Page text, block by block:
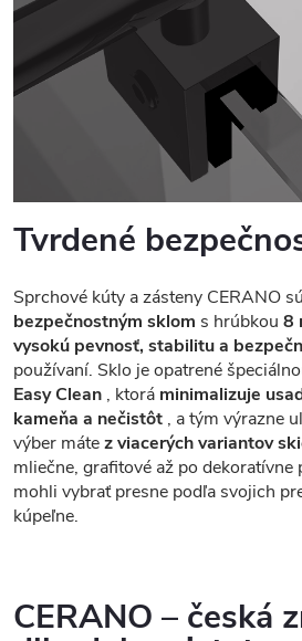
Tvrdené
Sprchové kúty a zásteny CERANO
bezpečnostným sklom s hrúbkou 8
vysokú pevnosť, stabilitu a
používaní. Sklo je opatrené
Easy Clean , ktorá minimalizuje
kameňa a nečistôt , a tým výrazne
výber mátez viacerých variantov
mliečne, grafitové až po dekoratívne
mohli vybrať presne podľa svojich
kúpeľne.
CERANO – česká